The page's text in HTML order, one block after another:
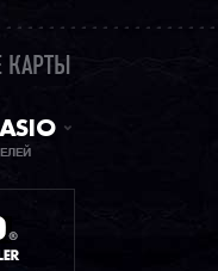
КАРТЫ